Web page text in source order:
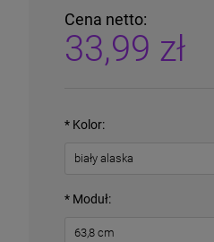
Cena netto:
33,99 zł
* Kolor:
* Moduł: